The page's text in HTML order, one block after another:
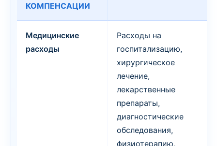
КОМПЕНСАЦИИ
Медицинские
расходы
Расходы на
госпитализацию,
хирургическое
лечение,
лекарственные
препараты,
диагностические
обследования,
физиотерапию,